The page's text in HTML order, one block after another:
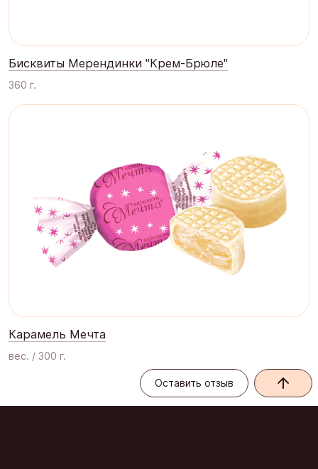
Бисквиты Мерендинки "Крем-Брюле"
360 г.
Карамель Мечта
вес. / 300 г.
Оставить отзыв